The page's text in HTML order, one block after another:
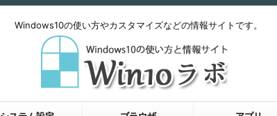
Windows10の使い方やカスタマイズなどの情報サイトです。